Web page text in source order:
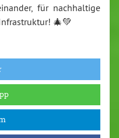
für nach­hal­ti­ge
🎄💚